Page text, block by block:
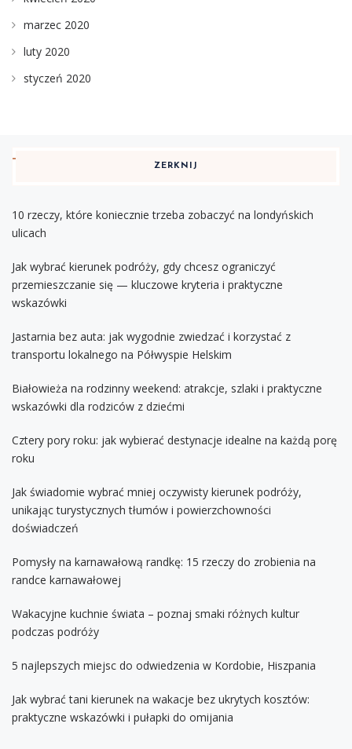
marzec 2020
luty 2020
styczeń 2020
ZERKNIJ
10 rzeczy, które koniecznie trzeba zobaczyć na londyńskich
ulicach
Jak wybrać kierunek podróży, gdy chcesz ograniczyć
przemieszczanie się — kluczowe kryteria i praktyczne
wskazówki
Jastarnia bez auta: jak wygodnie zwiedzać i korzystać z
transportu lokalnego na Półwyspie Helskim
Białowieża na rodzinny weekend: atrakcje, szlaki i praktyczne
wskazówki dla rodziców z dziećmi
Cztery pory roku: jak wybierać destynacje idealne na każdą porę
roku
Jak świadomie wybrać mniej oczywisty kierunek podróży,
unikając turystycznych tłumów i powierzchowności
doświadczeń
Pomysły na karnawałową randkę: 15 rzeczy do zrobienia na
randce karnawałowej
Wakacyjne kuchnie świata – poznaj smaki różnych kultur
podczas podróży
5 najlepszych miejsc do odwiedzenia w Kordobie, Hiszpania
Jak wybrać tani kierunek na wakacje bez ukrytych kosztów:
praktyczne wskazówki i pułapki do omijania